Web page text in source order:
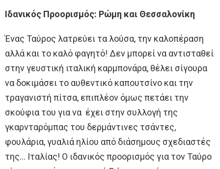
Ιδανικός Προορισμός: Ρώμη και Θεσσαλονίκη
Ένας Ταύρος λατρεύει τα λούσα, την καλοπέραση
αλλά και το καλό φαγητό! Δεν μπορεί να αντισταθεί
στην γευστική ιταλική καρμπονάρα, θέλει σίγουρα
να δοκιμάσει το αυθεντικό καπουτσίνο και την
τραγανιστή πίτσα, επιπλέον όμως πετάει την
σκούφια του για να έχει στην συλλογή της
γκαρνταρόμπας του δερμάντινες τσάντες,
φουλάρια, γυαλιά ηλίου από διάσημους σχεδιαστές
της… Ιταλίας! Ο ιδανικός προορισμός για τον Ταύρο